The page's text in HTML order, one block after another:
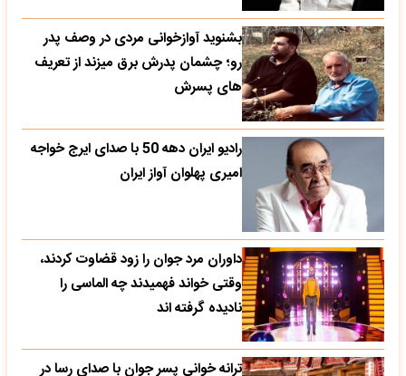
بشنوید آوازخوانی مردی در وصف پدر
رو؛ چشمان پدرش برق میزند از تعریف
های پسرش
رادیو ایران دهه 50 با صدای ایرج خواجه
امیری پهلوان آواز ایران
داوران مرد جوان را زود قضاوت کردند،
وقتی خواند فهمیدند چه الماسی را
نادیده گرفته اند
ترانه خوانی پسر جوان با صدای رسا در